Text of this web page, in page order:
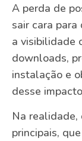
A perda de
sair cara
a visibilidade
downloads,
instalação e
desse
Na realidade,
principais,